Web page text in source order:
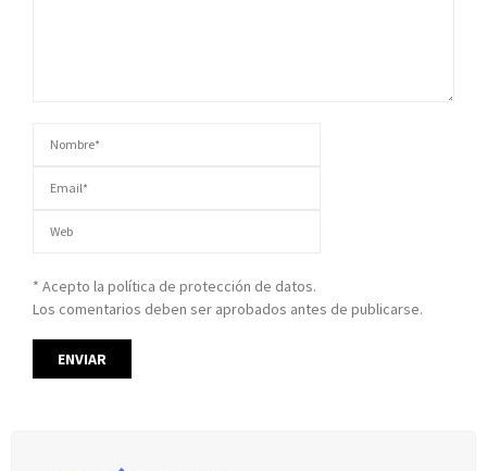
* Acepto la política de protección de datos.
Los comentarios deben ser aprobados antes de publicarse.